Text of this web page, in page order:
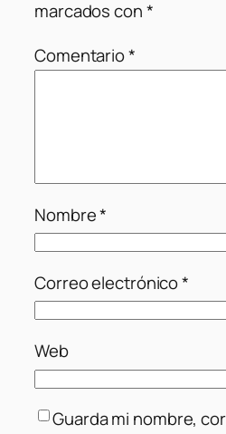
marcados con*
Comentario*
Nombre*
Correo electrónico*
Web
Guarda mi nombre,